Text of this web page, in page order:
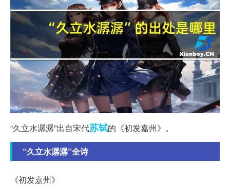
“久立水潺潺”出自宋代苏轼的《初发嘉州》。
“久立水潺潺”全诗
《初发嘉州》